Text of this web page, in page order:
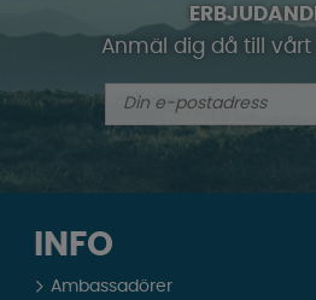
Anmäl dig då till
INFO
Ambassadörer